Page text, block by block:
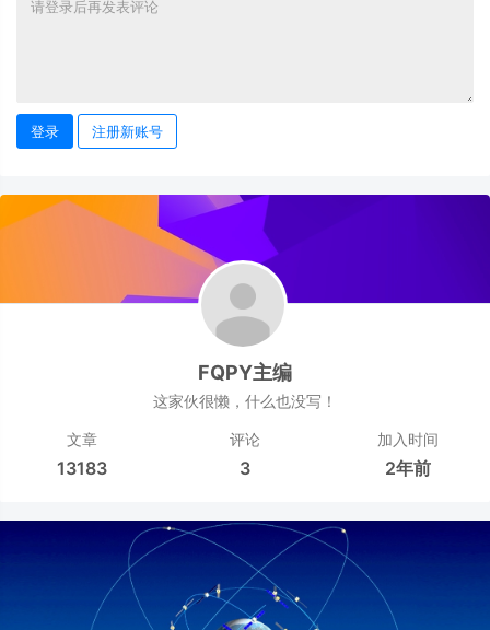
登录 注册新账号
FQPY主编
这家伙很懒，什么也没写！
文章
13183
评论
3
加入时间
2年前